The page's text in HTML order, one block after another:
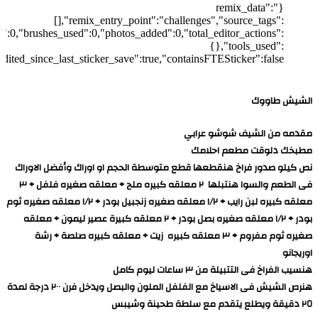
{"remix_data":
[],"remix_entry_point":"challenges","source_tags":
{},"tools_used":
الشيش طاووك
مقدمه من الشيف شوشو عرابي
مطبخك دلوقت مطعم احلامك
نص كيلو صدور فراخ هنقطعها قطع متوسطة الحجم او اوراك وأفضل الاوراك
فى الطعم والسوا هنتبلها ٢ معلقه كبيره ملح + معلقه صغيره فلفل + ٣
معلقه كبيره لبن رايب + ١/٢ معلقه صغيره زنجبيل بودر + ١/٢ معلقه صغيره ثوم
بودر + ١/٢ معلقه صغيره بصل بودر + ٢ معلقه كبيرة عصير ليمون + معلقه
صغيره ثوم مفروم + ٣ معلقه كبيره زيت + معلقه كبيره صلصة + رشة
اوريجانو
هنسيب الفراخ فى التتبيلة من ٣ ساعات ليوم كامل
هنرص الشيش فى الاسياخ مع الفلفل الملون والبصل ويدخل فرن ٢٠٠ درجة لمدة
٢٥ دقيقة ويطلع يتقدم مع سلطة طحينة وشيبس